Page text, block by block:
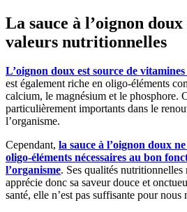
La sauce à l’oignon
valeurs nutritionnelles
L’oignon doux est source de
est également riche en oligo-éléments
calcium, le magnésium et le phosphore.
particulièrement importants dans le
l’organisme.
Cependant, la sauce à l’oignon doux
oligo-éléments nécessaires au bon
l’organisme. Ses qualités
apprécie donc sa saveur douce et
santé, elle n’est pas suffisante pour nous